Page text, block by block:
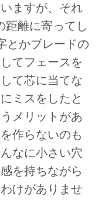
ますが、それ
距離に寄ってし
とかブレードの
てフェースを
て芯に当てな
ミスをしたと
メリットがあ
作らないのも
なに小さい穴
を持ちながら
けがありませ